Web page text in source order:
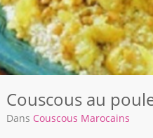
Couscous au
Dans Couscous Marocains